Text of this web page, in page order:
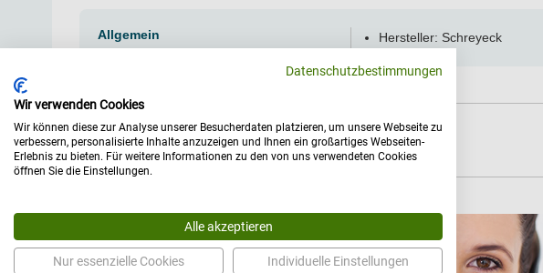
Allgemein Hersteller: Schreyeck
Datenschutzbestimmungen
Wir verwenden Cookies
Wir können diese zur Analyse unserer Besucherdaten platzieren, um unsere Webseite zu
verbessern, personalisierte Inhalte anzuzeigen und Ihnen ein großartiges Webseiten-
Erlebnis zu bieten. Für weitere Informationen zu den von uns verwendeten Cookies
öffnen Sie die Einstellungen.
Alle akzeptieren
Nur essenzielle Cookies Individuelle Einstellungen